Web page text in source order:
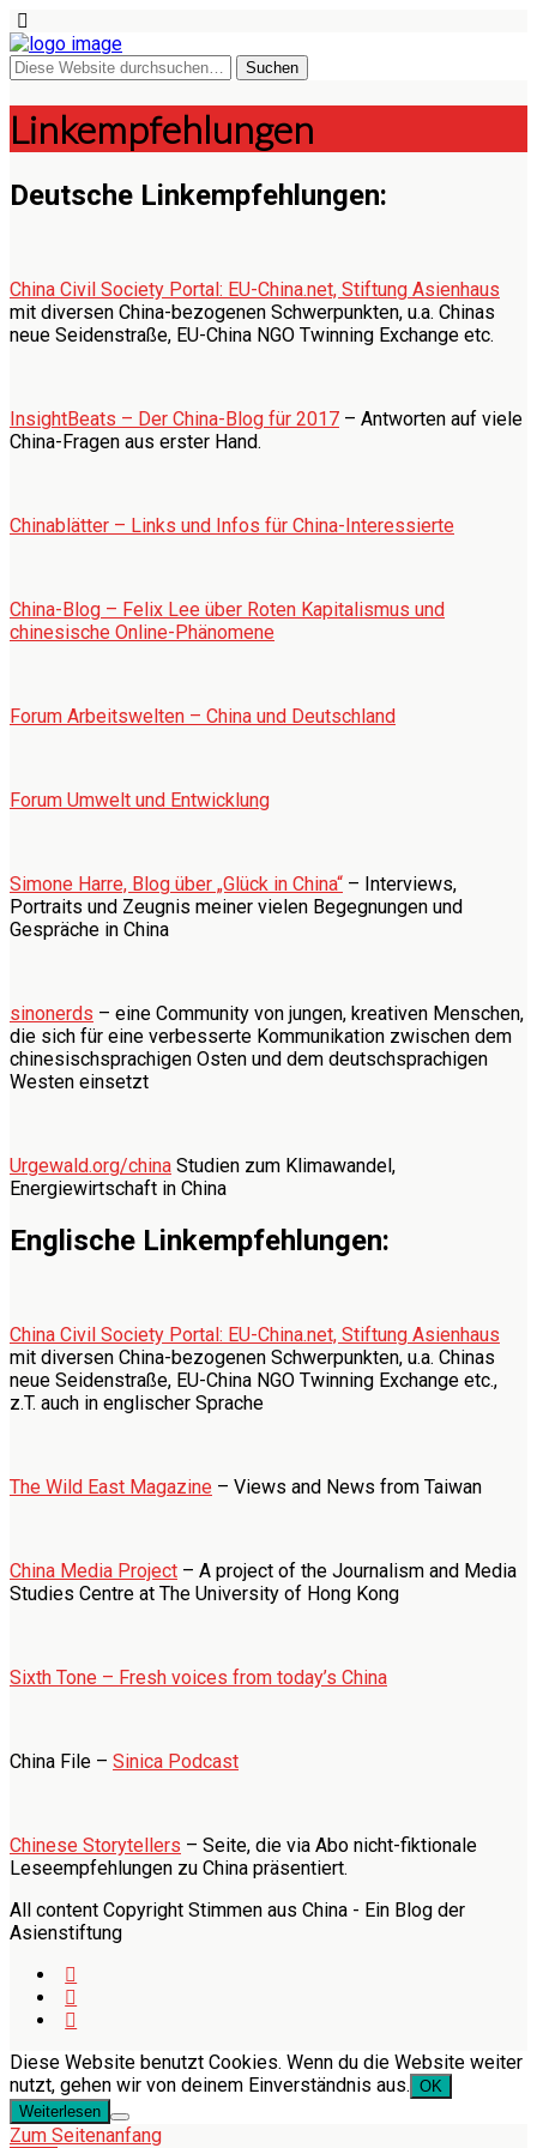
Linkempfehlungen
Deutsche Linkempfehlungen:
China Civil Society Portal: EU-China.net, Stiftung Asienhaus
mit diversen China-bezogenen Schwerpunkten, u.a. Chinas
neue Seidenstraße, EU-China NGO Twinning Exchange etc.
InsightBeats – Der China-Blog für 2017 – Antworten auf viele
China-Fragen aus erster Hand.
Chinablätter – Links und Infos für China-Interessierte
China-Blog – Felix Lee über Roten Kapitalismus und
chinesische Online-Phänomene
Forum Arbeitswelten – China und Deutschland
Forum Umwelt und Entwicklung
Simone Harre, Blog über „Glück in China“ – Interviews,
Portraits und Zeugnis meiner vielen Begegnungen und
Gespräche in China
sinonerds – eine Community von jungen, kreativen Menschen,
die sich für eine verbesserte Kommunikation zwischen dem
chinesischsprachigen Osten und dem deutschsprachigen
Westen einsetzt
Urgewald.org/china Studien zum Klimawandel,
Energiewirtschaft in China
Englische Linkempfehlungen:
China Civil Society Portal: EU-China.net, Stiftung Asienhaus
mit diversen China-bezogenen Schwerpunkten, u.a. Chinas
neue Seidenstraße, EU-China NGO Twinning Exchange etc.,
z.T. auch in englischer Sprache
The Wild East Magazine – Views and News from Taiwan
China Media Project – A project of the Journalism and Media
Studies Centre at The University of Hong Kong
Sixth Tone – Fresh voices from today’s China
China File – Sinica Podcast
Chinese Storytellers – Seite, die via Abo nicht-fiktionale
Leseempfehlungen zu China präsentiert.
All content Copyright Stimmen aus China - Ein Blog der
Asienstiftung
Diese Website benutzt Cookies. Wenn du die Website weiter
nutzt, gehen wir von deinem Einverständnis aus. OK
Weiterlesen
Zum Seitenanfang